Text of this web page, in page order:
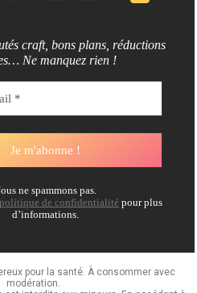
craft, bons plans, réductions
Ne manquez rien !
ne spammons pas.
politique de confidentialité pour plus
d’informations.
pour la santé. À consommer avec
modération.